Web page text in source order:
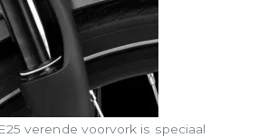
verende voorvork is speciaal